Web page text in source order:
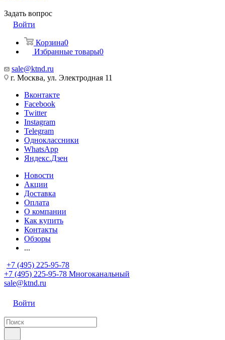
Задать вопрос
Войти
Корзина0
Избранные товары0
sale@ktnd.ru
г. Москва, ул. Электродная 11
Вконтакте
Facebook
Twitter
Instagram
Telegram
Одноклассники
WhatsApp
Яндекс.Дзен
Новости
Акции
Доставка
Оплата
О компании
Как купить
Контакты
Обзоры
...
+7 (495) 225-95-78
+7 (495) 225-95-78 Многоканальный
sale@ktnd.ru
Войти